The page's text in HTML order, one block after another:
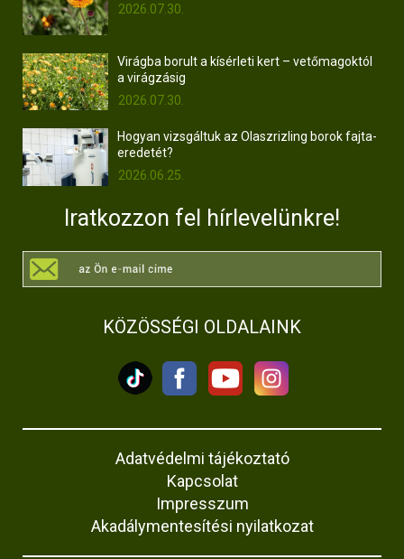
2026.07.30.
Virágba borult a kísérleti kert – vetőmagoktól
a virágzásig
2026.07.30.
Hogyan vizsgáltuk az Olaszrizling borok fajta-
eredetét?
2026.06.25.
Iratkozzon fel hírlevelünkre!
KÖZÖSSÉGI OLDALAINK
Adatvédelmi tájékoztató
Kapcsolat
Impresszum
Akadálymentesítési nyilatkozat